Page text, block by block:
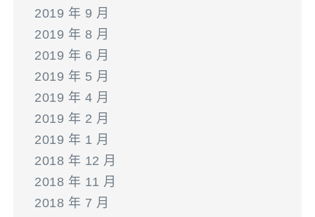
2019 年 9 月
2019 年 8 月
2019 年 6 月
2019 年 5 月
2019 年 4 月
2019 年 2 月
2019 年 1 月
2018 年 12 月
2018 年 11 月
2018 年 7 月